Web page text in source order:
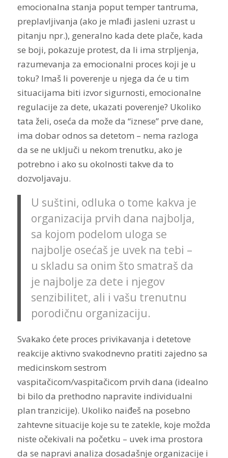
emocionalna stanja poput temper tantruma,
preplavljivanja (ako je mlađi jasleni uzrast u
pitanju npr.), generalno kada dete plače, kada
se boji, pokazuje protest, da li ima strpljenja,
razumevanja za emocionalni proces koji je u
toku? Imaš li poverenje u njega da će u tim
situacijama biti izvor sigurnosti, emocionalne
regulacije za dete, ukazati poverenje? Ukoliko
tata želi, oseća da može da “iznese” prve dane,
ima dobar odnos sa detetom – nema razloga
da se ne uključi u nekom trenutku, ako je
potrebno i ako su okolnosti takve da to
dozvoljavaju.
U suštini, odluka o tome kakva je
organizacija prvih dana najbolja,
sa kojom podelom uloga se
najbolje osećaš je uvek na tebi –
u skladu sa onim što smatraš da
je najbolje za dete i njegov
senzibilitet, ali i vašu trenutnu
porodičnu organizaciju.
Svakako ćete proces privikavanja i detetove
reakcije aktivno svakodnevno pratiti zajedno sa
medicinskom sestrom
vaspitačicom/vaspitačicom prvih dana (idealno
bi bilo da prethodno napravite individualni
plan tranzicije). Ukoliko naiđeš na posebno
zahtevne situacije koje su te zatekle, koje možda
niste očekivali na početku – uvek ima prostora
da se napravi analiza dosadašnje organizacije i